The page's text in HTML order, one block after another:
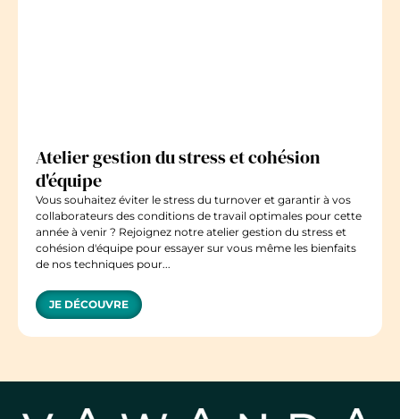
Atelier gestion du stress et cohésion
d'équipe
Vous souhaitez éviter le stress du turnover et garantir à vos
collaborateurs des conditions de travail optimales pour cette
année à venir ? Rejoignez notre atelier gestion du stress et
cohésion d'équipe pour essayer sur vous même les bienfaits
de nos techniques pour...
JE DÉCOUVRE